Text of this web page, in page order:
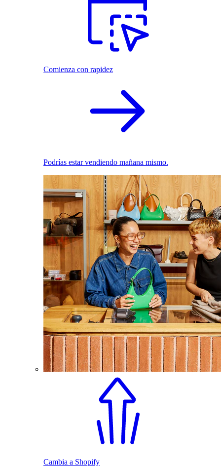
Comienza con rapidez
Podrías estar vendiendo mañana mismo.
Cambia a Shopify